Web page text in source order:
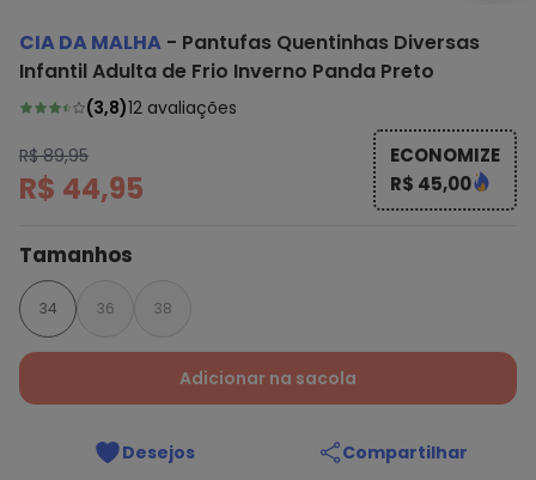
CIA DA MALHA - Pantufas Quentinhas Diversas
Infantil Adulta de Frio Inverno Panda Preto
(3,8)12 avaliações
R$ 89,95
R$ 44,95
ECONOMIZE
R$ 45,00
Tamanhos
34 36 38
Adicionar na sacola
Desejos Compartilhar